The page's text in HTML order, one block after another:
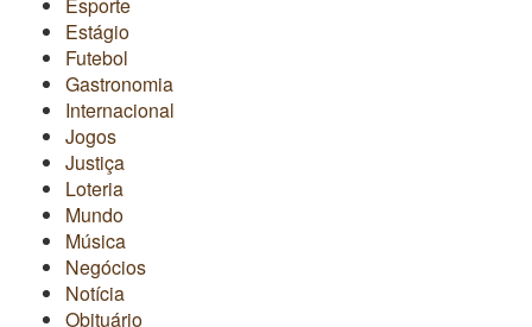
Estágio
Futebol
Gastronomia
Internacional
Jogos
Justiça
Loteria
Mundo
Música
Negócios
Notícia
Obituário